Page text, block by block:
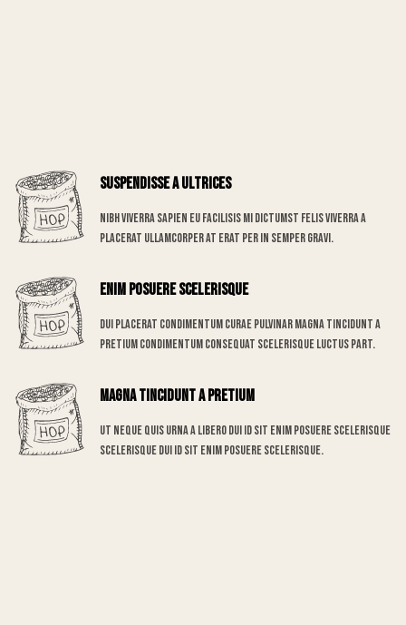
Suspendisse a ultrices
Nibh viverra sapien eu facilisis mi dictumst felis viverra a
placerat ullamcorper at erat per in semper gravi.
Enim posuere scelerisque
Dui placerat condimentum curae pulvinar magna tincidunt a
pretium condimentum consequat scelerisque luctus part.
Magna tincidunt a pretium
Ut neque quis urna a libero dui id sit enim posuere scelerisque
scelerisque dui id sit enim posuere scelerisque.